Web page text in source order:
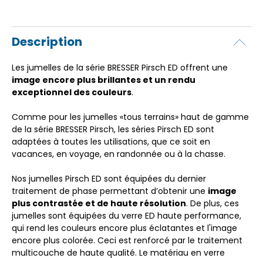
Description
Les jumelles de la série BRESSER Pirsch ED offrent une
image encore plus brillantes et un rendu
exceptionnel des couleurs.
Comme pour les jumelles «tous terrains» haut de gamme
de la série BRESSER Pirsch, les séries Pirsch ED sont
adaptées à toutes les utilisations, que ce soit en
vacances, en voyage, en randonnée ou à la chasse.
Nos jumelles Pirsch ED sont équipées du dernier
traitement de phase permettant d’obtenir une image
plus contrastée et de haute résolution. De plus, ces
jumelles sont équipées du verre ED haute performance,
qui rend les couleurs encore plus éclatantes et l'image
encore plus colorée. Ceci est renforcé par le traitement
multicouche de haute qualité. Le matériau en verre